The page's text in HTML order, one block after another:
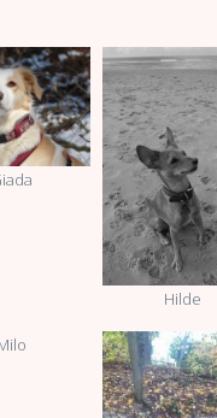
Hilde